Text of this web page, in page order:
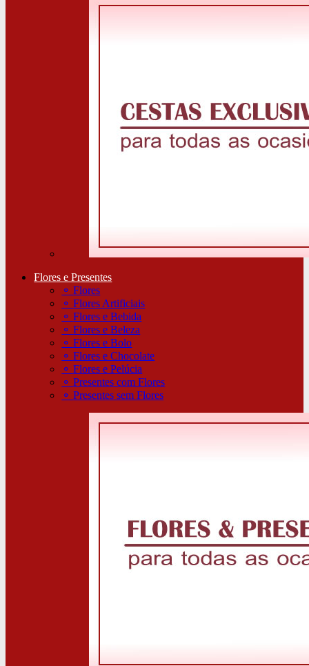
Flores e Presentes
⚬Flores
⚬Flores Artificiais
⚬Flores e Bebida
⚬Flores e Beleza
⚬Flores e Bolo
⚬Flores e Chocolate
⚬Flores e Pelúcia
⚬Presentes com Flores
⚬Presentes sem Flores